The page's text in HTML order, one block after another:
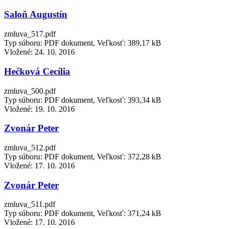
Saloň Augustín
zmluva_517.pdf
Typ súboru: PDF dokument, Veľkosť: 389,17 kB
Vložené: 24. 10. 2016
Hečková Cecília
zmluva_500.pdf
Typ súboru: PDF dokument, Veľkosť: 393,34 kB
Vložené: 19. 10. 2016
Zvonár Peter
zmluva_512.pdf
Typ súboru: PDF dokument, Veľkosť: 372,28 kB
Vložené: 17. 10. 2016
Zvonár Peter
zmluva_511.pdf
Typ súboru: PDF dokument, Veľkosť: 371,24 kB
Vložené: 17. 10. 2016